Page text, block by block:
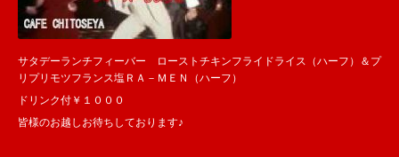
サタデーランチフィーバー ローストチキンフライドライス（ハーフ）＆プ
リプリモツフランス塩ＲＡ－ＭＥＮ（ハーフ）
ドリンク付￥１０００
皆様のお越しお待ちしております♪